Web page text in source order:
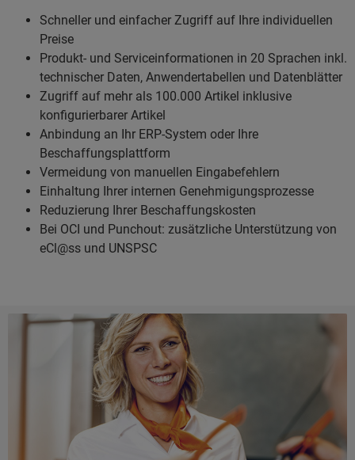
Schneller und einfacher Zugriff auf Ihre individuellen
Preise
Produkt- und Serviceinformationen in 20 Sprachen inkl.
technischer Daten, Anwendertabellen und Datenblätter
Zugriff auf mehr als 100.000 Artikel inklusive
konfigurierbarer Artikel
Anbindung an Ihr ERP-System oder Ihre
Beschaffungsplattform
Vermeidung von manuellen Eingabefehlern
Einhaltung Ihrer internen Genehmigungsprozesse
Reduzierung Ihrer Beschaffungskosten
Bei OCI und Punchout: zusätzliche Unterstützung von
eCl@ss und UNSPSC